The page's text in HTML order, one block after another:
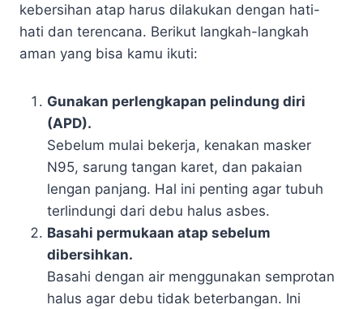
kebersihan atap harus dilakukan dengan hati-
hati dan terencana. Berikut langkah-langkah
aman yang bisa kamu ikuti:
Gunakan perlengkapan pelindung diri
(APD).
Sebelum mulai bekerja, kenakan masker
N95, sarung tangan karet, dan pakaian
lengan panjang. Hal ini penting agar tubuh
terlindungi dari debu halus asbes.
Basahi permukaan atap sebelum
dibersihkan.
Basahi dengan air menggunakan semprotan
halus agar debu tidak beterbangan. Ini